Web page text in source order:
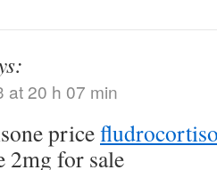
at 20 h 07 min
price
2mg for sale